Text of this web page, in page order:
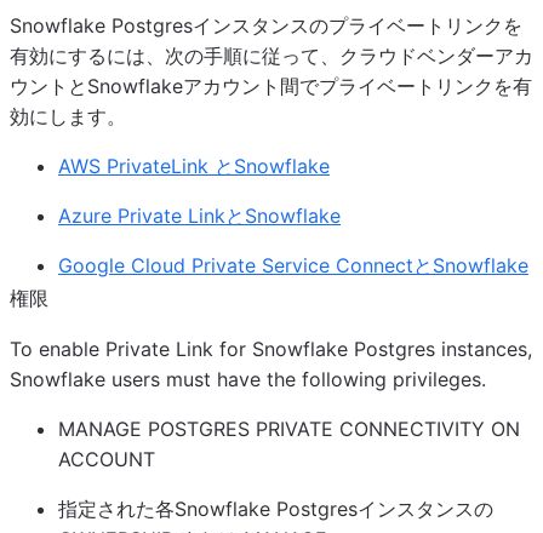
Snowflake Postgresインスタンスのプライベートリンクを
有効にするには、次の手順に従って、クラウドベンダーアカ
ウントとSnowflakeアカウント間でプライベートリンクを有
効にします。
AWS PrivateLink とSnowflake
Azure Private LinkとSnowflake
Google Cloud Private Service ConnectとSnowflake
権限
To enable Private Link for Snowflake Postgres instances,
Snowflake users must have the following privileges.
MANAGE POSTGRES PRIVATE CONNECTIVITY ON
ACCOUNT
指定された各Snowflake Postgresインスタンスの